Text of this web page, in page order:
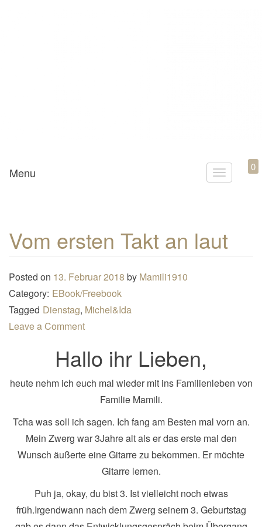
Mamili1910
T
l
i
n
Menu 0
Vom ersten Takt an laut
Posted on 13. Februar 2018 by Mamili1910
Category: EBook/Freebook
Tagged Dienstag, Michel&Ida
Leave a Comment
Hallo ihr Lieben,
heute nehm ich euch mal wieder mit ins Familienleben von
Familie Mamili.
Tcha was soll ich sagen. Ich fang am Besten mal vorn an.
Mein Zwerg war 3Jahre alt als er das erste mal den
Wunsch äußerte eine Gitarre zu bekommen. Er möchte
Gitarre lernen.
Puh ja, okay, du bist 3. Ist vielleicht noch etwas
früh.Irgendwann nach dem Zwerg seinem 3. Geburtstag